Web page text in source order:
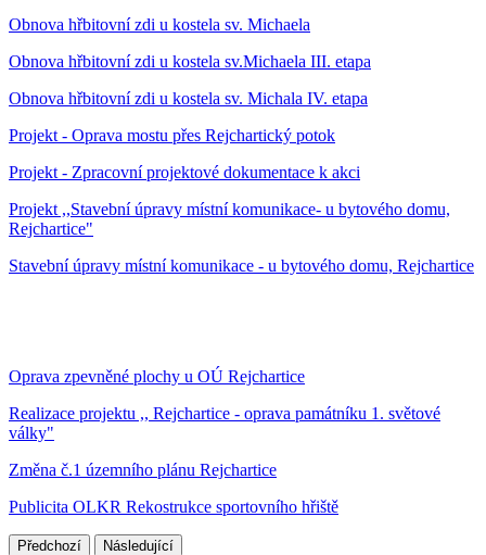
Obnova hřbitovní zdi u kostela sv. Michaela
Obnova hřbitovní zdi u kostela sv.Michaela III. etapa
Obnova hřbitovní zdi u kostela sv. Michala IV. etapa
Projekt - Oprava mostu přes Rejchartický potok
Projekt - Zpracovní projektové dokumentace k akci
Projekt ,,Stavební úpravy místní komunikace- u bytového domu,
Rejchartice"
Stavební úpravy místní komunikace - u bytového domu, Rejchartice
Oprava zpevněné plochy u OÚ Rejchartice
Realizace projektu ,, Rejchartice - oprava památníku 1. světové
války"
Změna č.1 územního plánu Rejchartice
Publicita OLKR Rekostrukce sportovního hřiště
Předchozí Následující